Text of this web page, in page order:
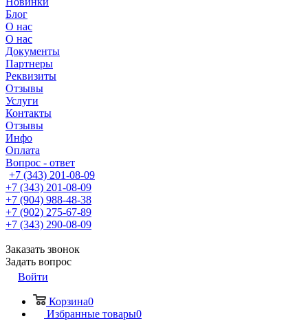
Блог
О нас
О нас
Документы
Партнеры
Реквизиты
Отзывы
Услуги
Контакты
Отзывы
Инфо
Оплата
Вопрос - ответ
+7 (343) 201-08-09
+7 (343) 201-08-09
+7 (904) 988-48-38
+7 (902) 275-67-89
+7 (343) 290-08-09
Заказать звонок
Задать вопрос
Войти
Корзина0
Избранные товары0